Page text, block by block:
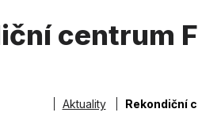
centrum
Aktuality Rekondiční